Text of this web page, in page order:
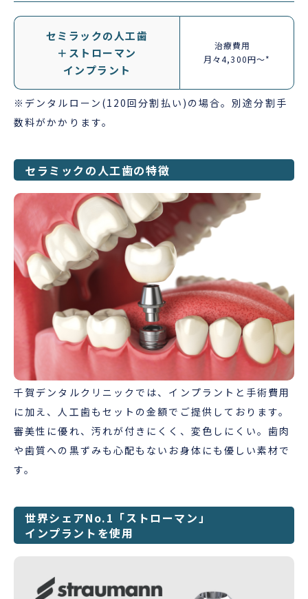
セミラックの人工歯
＋ストローマン
インプラント
治療費用
月々4,300円～*
※デンタルローン(120回分割払い)の場合。別途分割手
数料がかかります。
セラミックの人工歯の特徴
千賀デンタルクリニックでは、インプラントと手術費用
に加え、人工歯もセットの金額でご提供しております。
審美性に優れ、汚れが付きにくく、変色しにくい。歯肉
や歯質への黒ずみも心配もないお身体にも優しい素材で
す。
世界シェアNo.1「ストローマン」
インプラントを使用